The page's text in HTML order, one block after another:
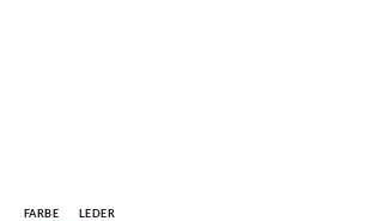
FARBE LEDER